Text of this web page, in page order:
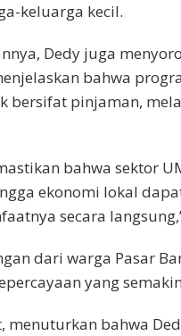
keluarga kecil.
Dedy juga
bahwa
bersifat pinjaman,
bahwa sektor
ekonomi lokal
secara
dari warga Pasar
yang
menuturkan bahwa